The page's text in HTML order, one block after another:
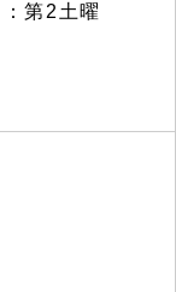
第2土曜